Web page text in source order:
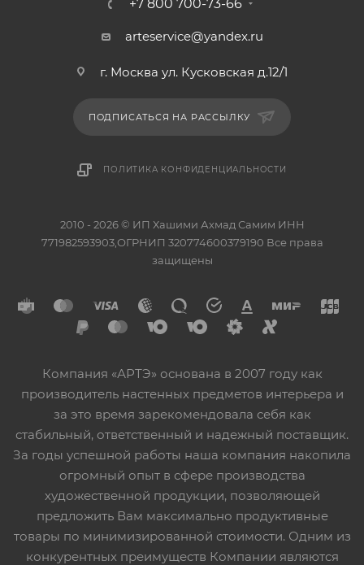
+7 800 700-73-66
arteservice@yandex.ru
г. Москва ул. Кусковская д.12/1
ПОДПИСАТЬСЯ НА РАССЫЛКУ
ПОЛИТИКА КОНФИДЕНЦИАЛЬНОСТИ
2010 - 2026 © ИП Хашими Ахмад Самим ИНН
771982593903,ОГРНИП 320774600379190 Все права
защищены
Компания «АРТЭ» основана в 2007 году как
производитель настенных предметов интерьера и
за это время зарекомендовала себя как
стабильный, ответственный и надежный поставщик.
За годы успешной работы наша компания накопила
огромный опыт в сфере производства
художественной продукции, позволяющей
предложить Вам максимально продуктивные
товары по минимизированной стоимости. Одним из
конкурентных преимуществ Компании являются